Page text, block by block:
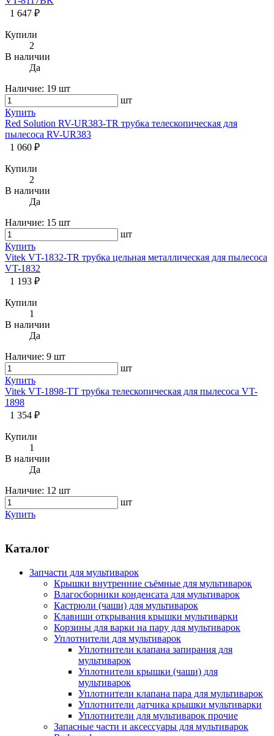
1 647 ₽
Купили
2
В наличии
Да
Наличие: 19 шт
шт
Купить
Red Solution RV-UR383-TR трубка телескопическая для
пылесоса RV-UR383
1 060 ₽
Купили
2
В наличии
Да
Наличие: 15 шт
шт
Купить
Vitek VT-1832-TR трубка цельная металлическая для пылесоса
VT-1832
1 193 ₽
Купили
1
В наличии
Да
Наличие: 9 шт
шт
Купить
Vitek VT-1898-TT трубка телескопическая для пылесоса VT-
1898
1 354 ₽
Купили
1
В наличии
Да
Наличие: 12 шт
шт
Купить
Каталог
Запчасти для мультиварок
Крышки внутренние съёмные для мультиварок
Влагосборники конденсата для мультиварок
Кастрюли (чаши) для мультиварок
Клавиши открывания крышки мультиварки
Корзины для варки на пару для мультиварок
Уплотнители для мультиварок
Уплотнители клапана запирания для
мультиварок
Уплотнители крышки (чаши) для
мультиварок
Уплотнители клапана пара для мультиварок
Уплотнители датчика крышки мультиварки
Уплотнители для мультиварок прочие
Запасные части и аксессуары для мультиварок